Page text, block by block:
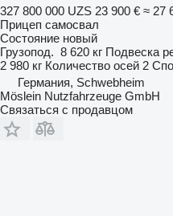
327 800 000 UZS 23 900 € ≈ 27
Прицеп самосвал
Состояние новый
Грузопод. 8 620 кг Подвеска
2 980 кг Количество осей 2
Германия, Schwebheim
Möslein Nutzfahrzeuge GmbH
Связаться с продавцом